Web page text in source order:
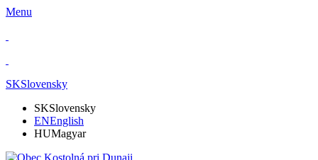
Menu
SKSlovensky
SKSlovensky
ENEnglish
HUMagyar